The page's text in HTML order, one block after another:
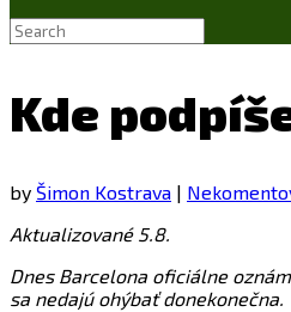
Search
for:
Kde
by Šimon Kostrava |
Aktualizované 5.8.
Dnes Barcelona oficiálne
sa nedajú ohýbať donekonečna.